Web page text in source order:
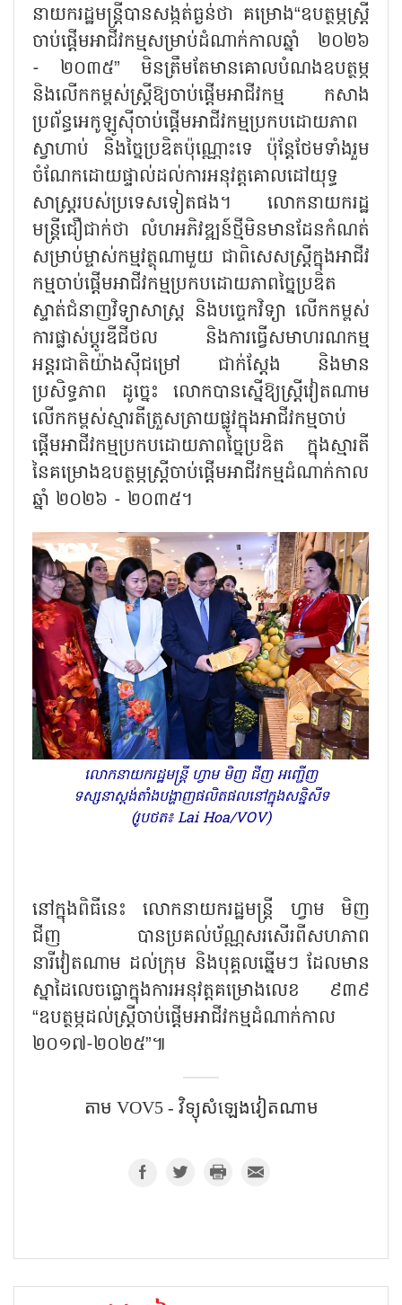
នាយករដ្ឋមន្ត្រីបានសង្កត់ធ្ងន់ថា គម្រោង“ឧបត្ថម្ភស្ត្រី
ចាប់ផ្តើមអាជីវកម្មសម្រាប់ដំណាក់កាលឆ្នាំ ២០២៦
- ២០៣៥” មិនត្រឹមតែមានគោលបំណងឧបត្ថម្ភ
និងលើកកម្ពស់ស្ត្រីឱ្យចាប់ផ្តើមអាជីវកម្ម កសាង
ប្រព័ន្ធអេកូឡូស៊ីចាប់ផ្តើមអាជីវកម្មប្រកបដោយភាព
ស្វាហាប់ និងច្នៃប្រឌិតប៉ុណ្ណោះទេ ប៉ុន្តែថែមទាំងរួម
ចំណែកដោយផ្ទាល់ដល់ការអនុវត្តគោលដៅយុទ្ធ
សាស្ត្ររបស់ប្រទេសទៀតផង។ លោកនាយករដ្ឋ
មន្ត្រីជឿជាក់ថា លំហអភិវឌ្ឍន៍ថ្មីមិនមានដែនកំណត់
សម្រាប់ម្ចាស់កម្មវត្ថុណាមួយ ជាពិសេសស្ត្រីក្នុងអាជីវ
កម្មចាប់ផ្តើមអាជីវកម្មប្រកបដោយភាពច្នៃប្រឌិត
ស្ទាត់ជំនាញវិទ្យាសាស្ត្រ និងបច្ចេកវិទ្យា លើកកម្ពស់
ការផ្លាស់ប្តូរឌីជីថល និងការធ្វើសមាហរណកម្ម
អន្តរជាតិយ៉ាងស៊ីជម្រៅ ជាក់ស្តែង និងមាន
ប្រសិទ្ធភាព ដូច្នេះ លោកបានស្នើឱ្យស្ត្រីវៀតណាម
លើកកម្ពស់ស្មារតីត្រួសត្រាយផ្លូវក្នុងអាជីវកម្មចាប់
ផ្តើមអាជីវកម្មប្រកបដោយភាពច្នៃប្រឌិត ក្នុងស្មារតី
នៃគម្រោងឧបត្ថម្ភស្ត្រីចាប់ផ្តើមអាជីវកម្មដំណាក់កាល
ឆ្នាំ ២០២៦ - ២០៣៥។
លោកនាយករដ្ឋមន្ត្រី ហ្វាម មិញ ជីញ អញ្ជើញ
ទស្សនាស្តង់តាំងបង្ហាញផលិតផលនៅក្នុងសន្និសីទ
(រូបថត៖ Lai Hoa/VOV)
នៅក្នុងពិធីនេះ លោកនាយករដ្ឋមន្ត្រី ហ្វាម មិញ
ជីញ បានប្រគល់ប័ណ្ណសរសើរពីសហភាព
នារីវៀតណាម ដល់ក្រុម និងបុគ្គលឆ្នើមៗ ដែលមាន
ស្នាដៃលេចធ្លោក្នុងការអនុវត្តគម្រោងលេខ ៩៣៩
“ឧបត្ថម្ភដល់ស្ត្រីចាប់ផ្តើមអាជីវកម្មដំណាក់កាល
២០១៧-២០២៥”៕
តាម VOV5​​ - វិទ្យុសំឡេងវៀតណាម​